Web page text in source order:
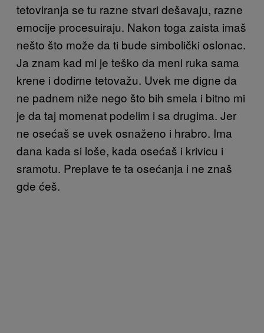
tetoviranja se tu razne stvari dešavaju, razne
emocije procesuiraju. Nakon toga zaista imaš
nešto što može da ti bude simbolički oslonac.
Ja znam kad mi je teško da meni ruka sama
krene i dodirne tetovažu. Uvek me digne da
ne padnem niže nego što bih smela i bitno mi
je da taj momenat podelim i sa drugima. Jer
ne osećaš se uvek osnaženo i hrabro. Ima
dana kada si loše, kada osećaš i krivicu i
sramotu. Preplave te ta osećanja i ne znaš
gde ćeš.